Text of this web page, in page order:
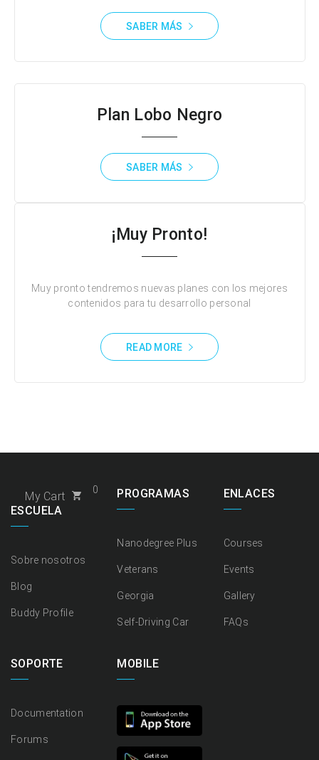
SABER MÁS
Plan Lobo Negro
SABER MÁS
¡Muy Pronto!
Muy pronto tendremos nuevas planes con los mejores
contenidos para tu desarrollo personal
READ MORE
My Cart 0
ESCUELA
Sobre nosotros
Blog
Buddy Profile
PROGRAMAS
Nanodegree Plus
Veterans
Georgia
Self-Driving Car
ENLACES
Courses
Events
Gallery
FAQs
SOPORTE
Documentation
Forums
MOBILE